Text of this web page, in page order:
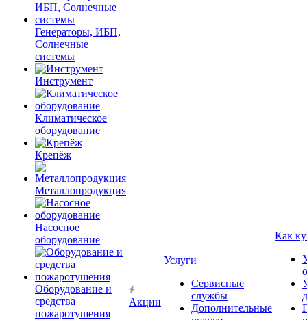
Генераторы, ИБП,
Солнечные
системы
Инструмент
Климатическое
оборудование
Крепёж
Металлопродукция
Насосное
оборудование
Оборудование и
средства
пожаротушения
Акции
Услуги
Сервисные
службы
Дополнительные
Как